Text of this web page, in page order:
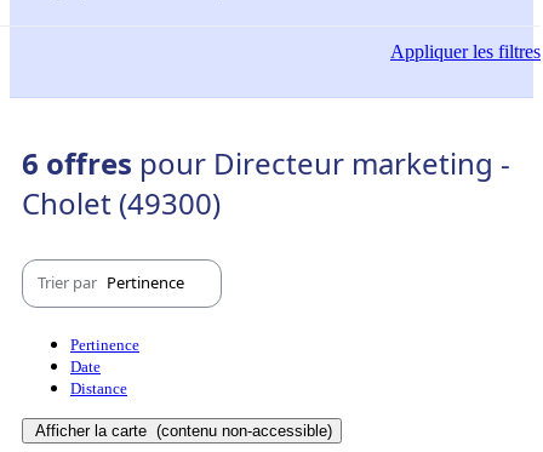
Appliquerles filtres
6 offres pour Directeur marketing -
Cholet (49300)
Trier par Pertinence
Pertinence
Date
Distance
Afficher la carte (contenu non-accessible)